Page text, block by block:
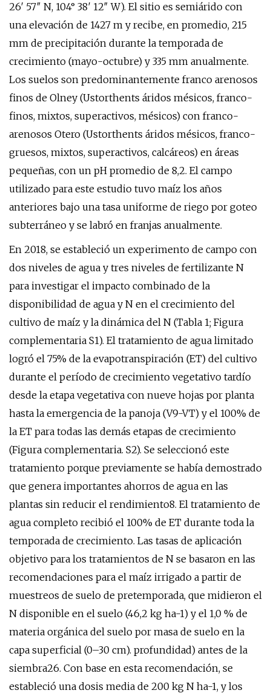
26′ 57″ N, 104° 38′ 12″ W). El sitio es semiárido con
una elevación de 1427 m y recibe, en promedio, 215
mm de precipitación durante la temporada de
crecimiento (mayo-octubre) y 335 mm anualmente.
Los suelos son predominantemente franco arenosos
finos de Olney (Ustorthents áridos mésicos, franco-
finos, mixtos, superactivos, mésicos) con franco-
arenosos Otero (Ustorthents áridos mésicos, franco-
gruesos, mixtos, superactivos, calcáreos) en áreas
pequeñas, con un pH promedio de 8,2. El campo
utilizado para este estudio tuvo maíz los años
anteriores bajo una tasa uniforme de riego por goteo
subterráneo y se labró en franjas anualmente.
En 2018, se estableció un experimento de campo con
dos niveles de agua y tres niveles de fertilizante N
para investigar el impacto combinado de la
disponibilidad de agua y N en el crecimiento del
cultivo de maíz y la dinámica del N (Tabla 1; Figura
complementaria S1). El tratamiento de agua limitado
logró el 75% de la evapotranspiración (ET) del cultivo
durante el período de crecimiento vegetativo tardío
desde la etapa vegetativa con nueve hojas por planta
hasta la emergencia de la panoja (V9-VT) y el 100% de
la ET para todas las demás etapas de crecimiento
(Figura complementaria. S2). Se seleccionó este
tratamiento porque previamente se había demostrado
que genera importantes ahorros de agua en las
plantas sin reducir el rendimiento8. El tratamiento de
agua completo recibió el 100% de ET durante toda la
temporada de crecimiento. Las tasas de aplicación
objetivo para los tratamientos de N se basaron en las
recomendaciones para el maíz irrigado a partir de
muestreos de suelo de pretemporada, que midieron el
N disponible en el suelo (46,2 kg ha-1) y el 1,0 % de
materia orgánica del suelo por masa de suelo en la
capa superficial (0–30 cm). profundidad) antes de la
siembra26. Con base en esta recomendación, se
estableció una dosis media de 200 kg N ha-1, y los